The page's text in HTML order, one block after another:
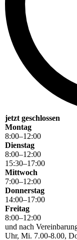
jetzt geschlossen
Montag
8:00–12:00
Dienstag
8:00–12:00
15:30–17:00
Mittwoch
7:00–12:00
Donnerstag
14:00–17:00
Freitag
8:00–12:00
und nach
Uhr, Mi. 7.00-8.00,